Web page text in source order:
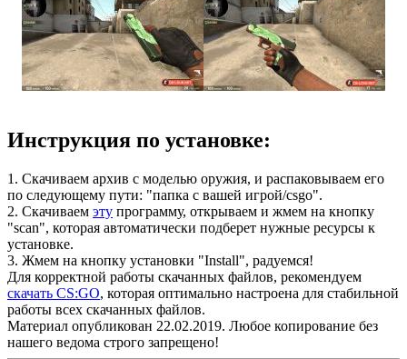
Инструкция по установке:
1. Скачиваем архив с моделью оружия, и распаковываем его
по следующему пути: "папка с вашей игрой/csgo".
2. Скачиваем эту программу, открываем и жмем на кнопку
"scan", которая автоматически подберет нужные ресурсы к
установке.
3. Жмем на кнопку установки "Install", радуемся!
Для корректной работы скачанных файлов, рекомендуем
скачать CS:GO, которая оптимально настроена для стабильной
работы всех скачанных файлов.
Материал опубликован 22.02.2019. Любое копирование без
нашего ведома строго запрещено!